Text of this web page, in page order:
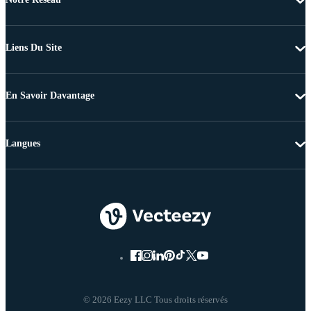
Liens Du Site
En Savoir Davantage
© 2026 Eezy LLC Tous droits réservés
Langues